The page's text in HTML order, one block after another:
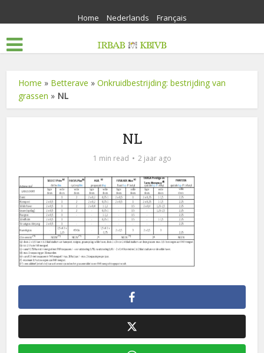
Home Nederlands Français
Home » Betterave »Onkruidbestrijding: bestrijding van
grassen » NL
NL
1 min read 2 jaar ago